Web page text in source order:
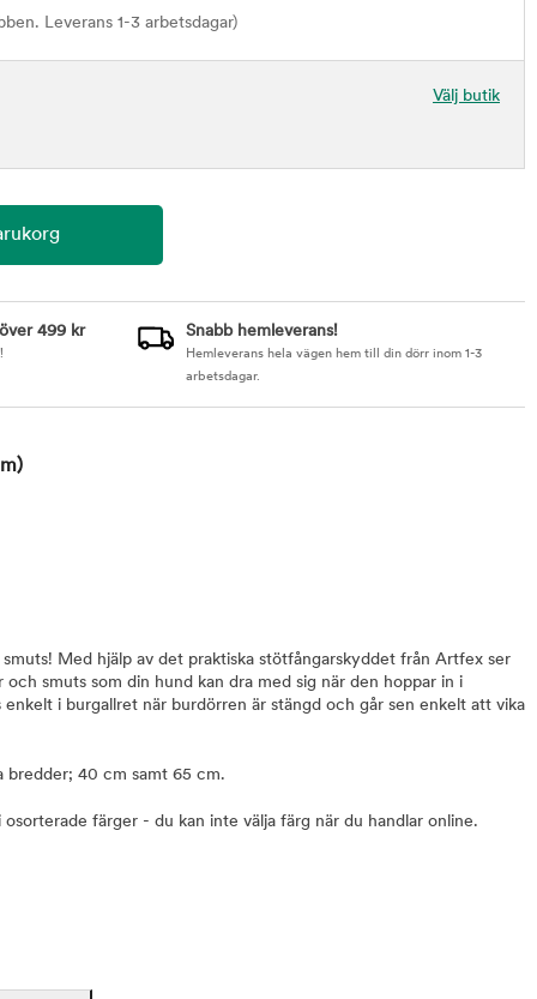
Leverans 1-3 arbetsdagar)
Välj butik
499 kr Snabb hemleverans!
Hemleverans hela vägen hem till din dörr inom 1-3
arbetsdagar.
Med hjälp av det praktiska stötfångarskyddet från Artfex ser
smuts som din hund kan dra med sig när den hoppar in i
i burgallret när burdörren är stängd och går sen enkelt att vika
bredder; 40 cm samt 65 cm.
färger - du kan inte välja färg när du handlar online.